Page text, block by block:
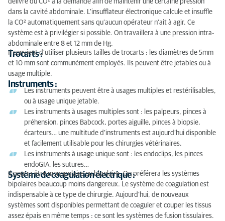
délivre du CO² à la demande afin de maintenir une certaine pression
dans la cavité abdominale. L’insufflateur électronique calcule et insuffle
la CO² automatiquement sans qu’aucun opérateur n’ait à agir. Ce
système est à privilégier si possible. On travaillera à une pression intra-
abdominale entre 8 et 12 mm de Hg.
Trocarts :
Il convient d’utiliser plusieurs tailles de trocarts : les diamètres de 5mm
et 10 mm sont communément employés. Ils peuvent être jetables ou à
usage multiple.
Instruments :
Les instruments peuvent être à usages multiples et restérilisables,
ou à usage unique jetable.
Les instruments à usages multiples sont : les palpeurs, pinces à
préhension, pinces Babcock, portes aiguille, pinces à biopsie,
écarteurs… une multitude d’instruments est aujourd’hui disponible
et facilement utilisable pour les chirurgies vétérinaires.
Les instruments à usage unique sont : les endoclips, les pinces
endoGIA, les sutures…
Système de coagulation électrique :
Il pourra être monopolaire ou bipolaire. On préférera les systèmes
bipolaires beaucoup moins dangereux. Le système de coagulation est
indispensable à ce type de chirurgie. Aujourd’hui, de nouveaux
systèmes sont disponibles permettant de coaguler et couper les tissus
assez épais en même temps : ce sont les systèmes de fusion tissulaires.